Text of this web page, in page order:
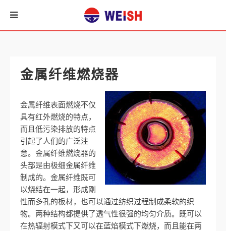
金属纤维燃烧器
金属纤维表面燃烧不仅
具有红外燃烧的特点，
而且低污染排放的特点
引起了人们的广泛注
意。金属纤维燃烧器的
头部是由极细金属纤维
制成的。金属纤维既可
以烧结在一起，形成刚
性而多孔的板材，也可以通过纺织过程制成柔软的织
物。两种结构都提供了透气性很强的均匀介质。既可以
在热辐射模式下又可以在蓝焰模式下燃烧，而且能在两